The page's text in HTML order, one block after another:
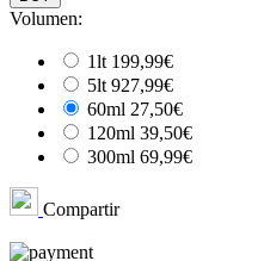
Volumen:
1lt 199,99€
5lt 927,99€
60ml 27,50€
120ml 39,50€
300ml 69,99€
Compartir